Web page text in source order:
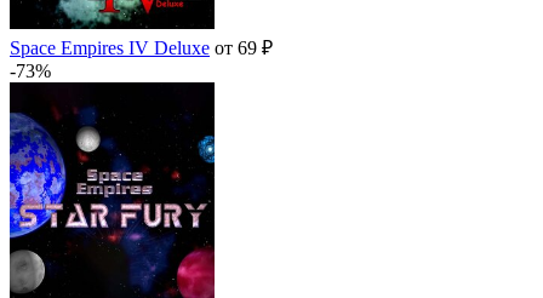
Space Empires IV Deluxe от 69 ₽
-73%